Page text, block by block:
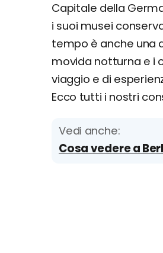
Capitale della
i suoi musei
tempo è anche una
movida notturna e i
viaggio e di
Ecco tutti i nostri
Vedi anche:
Cosa vedere a